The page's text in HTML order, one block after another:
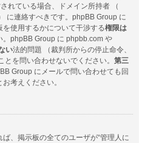
れている場合、ドメイン所持者 （
に連絡すべきです。phpBB Group に
使用するかについて干渉する権限は
。phpBB Group に phpbb.com や
い法的問題 （裁判所からの停止命令、
を問い合わせないでください。 第三
Group にメールで問い合わせても回
考えください。
、掲示板の全てのユーザが“管理人に